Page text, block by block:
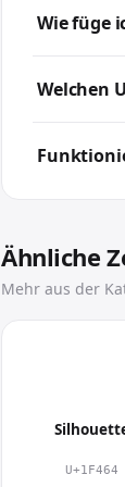
Eingesetzt
Wie füge
der
Welchen
Ähnliche
Mehr aus der
U+1F464